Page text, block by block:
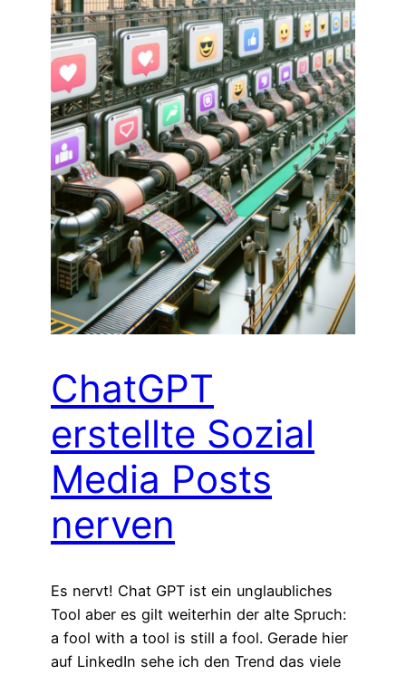
ChatGPT
erstellte Sozial
Media Posts
nerven
Es nervt! Chat GPT ist ein unglaubliches
Tool aber es gilt weiterhin der alte Spruch:
a fool with a tool is still a fool. Gerade hier
auf LinkedIn sehe ich den Trend das viele